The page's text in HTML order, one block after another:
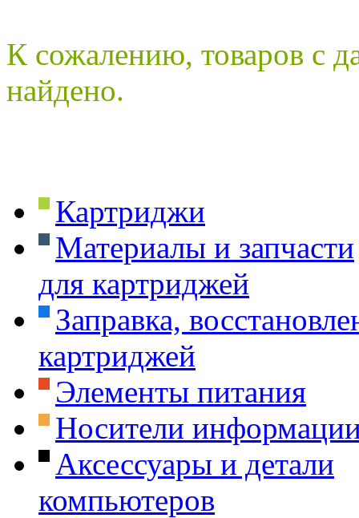
К сожалению, товаров с
найдено.
Картриджи
Материалы и запчасти
для картриджей
Заправка,
картриджей
Элементы питания
Носители
Аксессуары и детали
компьютеров